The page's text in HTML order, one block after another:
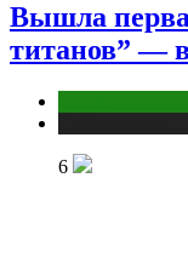
Вышла
титанов” —
6